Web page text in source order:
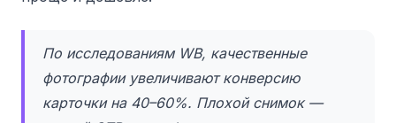
По исследованиям WB, качественные
фотографии увеличивают конверсию
карточки на 40–60%. Плохой снимок —